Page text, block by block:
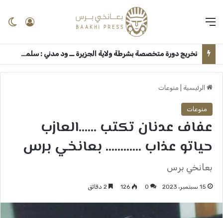
تخريج دورة متخصصة بشرطة ولاية الجزيرة ــ ود مدني : سلمى أمين
الرئيسية منوعات
منوعات
عفاف عدنان تكتب ……العازب
حياتو عذاب ………… بعانخي برس
بعانخي برس
15 سبتمبر، 2023 0
126